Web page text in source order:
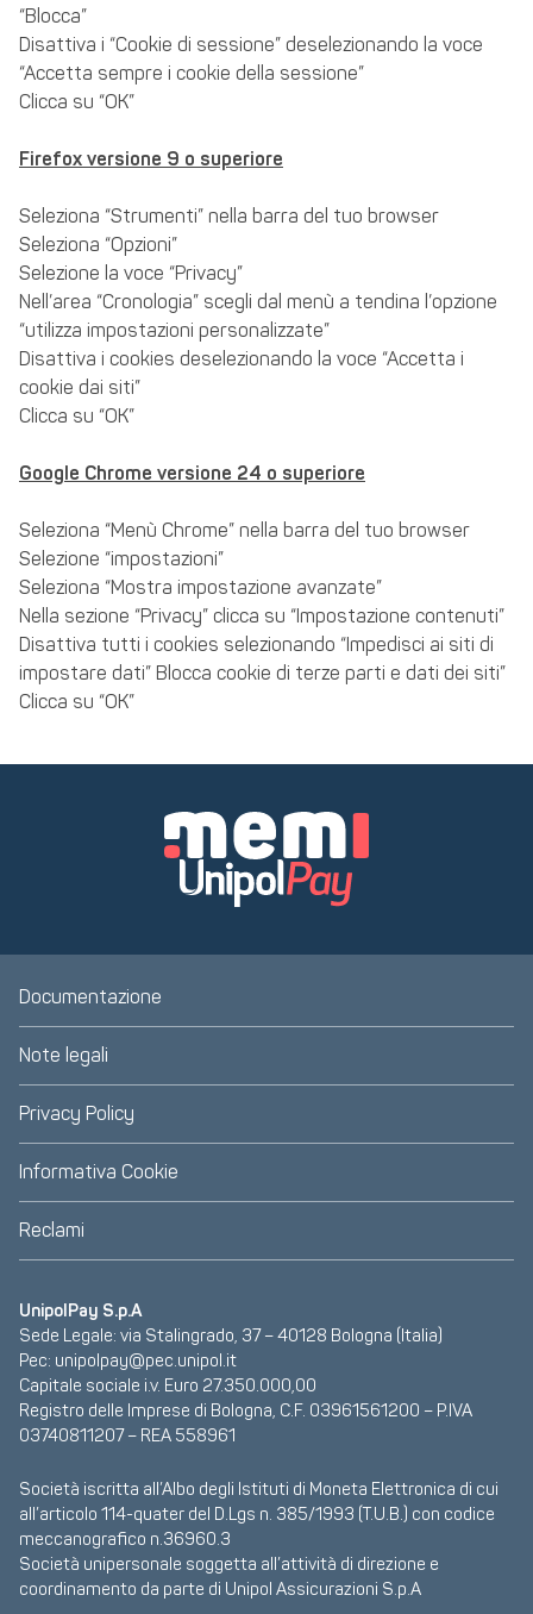
“Blocca”
Disattiva i “Cookie di sessione” deselezionando la voce
“Accetta sempre i cookie della sessione”
Clicca su “OK”
Firefox versione 9 o superiore
Seleziona “Strumenti” nella barra del tuo browser
Seleziona “Opzioni”
Selezione la voce “Privacy”
Nell’area “Cronologia” scegli dal menù a tendina l’opzione
“utilizza impostazioni personalizzate”
Disattiva i cookies deselezionando la voce “Accetta i
cookie dai siti”
Clicca su “OK”
Google Chrome versione 24 o superiore
Seleziona “Menù Chrome” nella barra del tuo browser
Selezione “impostazioni”
Seleziona “Mostra impostazione avanzate”
Nella sezione “Privacy” clicca su “Impostazione contenuti”
Disattiva tutti i cookies selezionando “Impedisci ai siti di
impostare dati” Blocca cookie di terze parti e dati dei siti”
Clicca su “OK”
Documentazione
Note legali
Privacy Policy
Informativa Cookie
Reclami
UnipolPay S.p.A
Sede Legale: via Stalingrado, 37 – 40128 Bologna (Italia)
Pec: unipolpay@pec.unipol.it
Capitale sociale i.v. Euro 27.350.000,00
Registro delle Imprese di Bologna, C.F. 03961561200 – P.IVA
03740811207 – REA 558961
Società iscritta all’Albo degli Istituti di Moneta Elettronica di cui
all’articolo 114-quater del D.Lgs n. 385/1993 (T.U.B.) con codice
meccanografico n.36960.3
Società unipersonale soggetta all’attività di direzione e
coordinamento da parte di Unipol Assicurazioni S.p.A